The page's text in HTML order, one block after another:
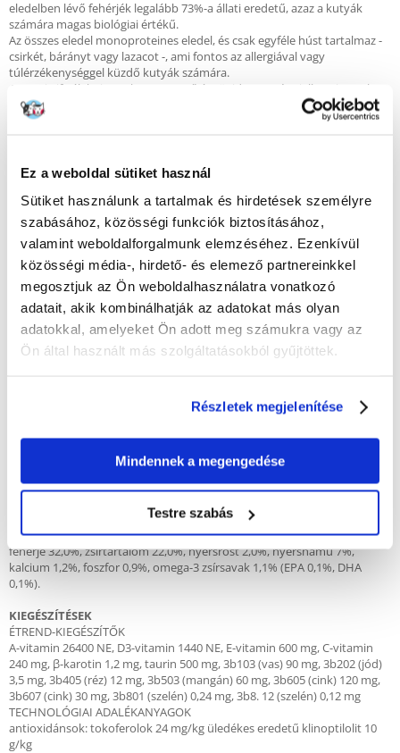
Ez a weboldal sütiket használ
Sütiket használunk a tartalmak és hirdetések személyre
szabásához, közösségi funkciók biztosításához,
valamint weboldalforgalmunk elemzéséhez. Ezenkívül
közösségi média-, hirdető- és elemező partnereinkkel
megosztjuk az Ön weboldalhasználatra vonatkozó
adatait, akik kombinálhatják az adatokat más olyan
adatokkal, amelyeket Ön adott meg számukra vagy az
Ön által használt más szolgáltatásokból gyűjtöttek.
Részletek megjelenítése
Mindennek a megengedése
Testre szabás
eledelben lévő fehérjék legalább 73%-a állati eredetű, azaz a kutyák
számára magas biológiai értékű.
Az összes eledel monoproteines eledel, és csak egyféle húst tartalmaz -
csirkét, bárányt vagy lazacot -, ami fontos az allergiával vagy
túlérzékenységgel küzdő kutyák számára.
Az Opti Life élelmiszereket egyszerű és rövid receptúra jellemzi, amely
dehidratált húson alapul.
Nem tartalmaz búzát vagy kukoricát
Opti Life formula - a fehérjék 88%-a állati eredetű
Opti Kibble formula - a kroketteket a kistestű kutyakölykök
képességeihez igazítja - 7mm
Opti Growth Formula - a krill telítetlen zsírsavak forrása, az EPA és DPA
savak pedig támogatják az agyműködést.
csirke (dehidratált, 42%), rizs (20%), állati zsír, rizsliszt, növényi rostok
(cellulóz 4%, répapép 1%), lenmag, lazacolaj, sörélesztő, ásványi
anyagok, krill (0,5%), szárított egész tojás, FOS (0,5%), MOS (0,1%), lecitin,
tengeri alga (Ascophyllum nodosum), glükozamin 250 mg/kg, rozmaring
(16,8 mg/kg), bársony, zöld tea (12 mg/kg).
ANALITIKAI ÖSSZETEVŐK
fehérje 32,0%, zsírtartalom 22,0%, nyersrost 2,0%, nyershamu 7%,
kalcium 1,2%, foszfor 0,9%, omega-3 zsírsavak 1,1% (EPA 0,1%, DHA
0,1%).
KIEGÉSZÍTÉSEK
ÉTREND-KIEGÉSZÍTŐK
A-vitamin 26400 NE, D3-vitamin 1440 NE, E-vitamin 600 mg, C-vitamin
240 mg, β-karotin 1,2 mg, taurin 500 mg, 3b103 (vas) 90 mg, 3b202 (jód)
3,5 mg, 3b405 (réz) 12 mg, 3b503 (mangán) 60 mg, 3b605 (cink) 120 mg,
3b607 (cink) 30 mg, 3b801 (szelén) 0,24 mg, 3b8. 12 (szelén) 0,12 mg
TECHNOLÓGIAI ADALÉKANYAGOK
antioxidánsok: tokoferolok 24 mg/kg üledékes eredetű klinoptilolit 10
g/kg